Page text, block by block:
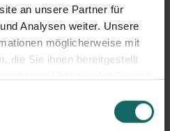
an unsere Partner für
Analysen weiter. Unsere
möglicherweise mit
die Sie ihnen bereitgestellt
Jugendliche.
vor Ort in Köln-
Engagement für diese
Idee, sondern Alltag – sei es